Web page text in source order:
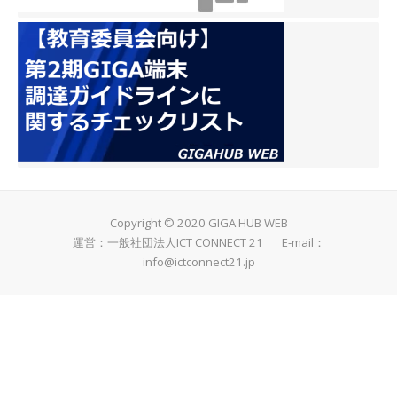
Copyright © 2020 GIGA HUB WEB
運営：一般社団法人ICT CONNECT 21 E-mail：
info@ictconnect21.jp